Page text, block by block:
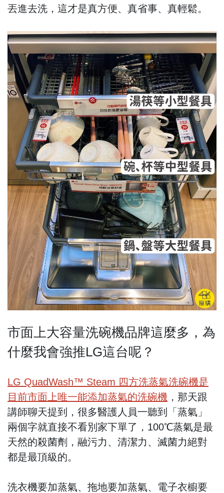
丟進去洗，這才是真方便、真省事、真輕鬆。
市面上大容量洗碗機品牌這麼多，為
什麼我會強推LG這台呢？
LG QuadWash™ Steam 四方洗蒸氣洗碗機是
目前市面上唯一能添加蒸氣的洗碗機 ，那天跟
講師聊天提到，很多醫護人員一聽到「蒸氣」
兩個字就直接不看別家下單了，100℃蒸氣是最
天然的殺菌劑，融污力、清潔力、滅菌力絕對
都是最頂級的。
洗衣機要加蒸氣、拖地要加蒸氣、電子衣櫥要